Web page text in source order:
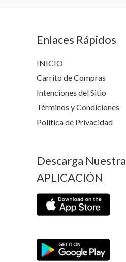
Enlaces Rápidos
INICIO
Carrito de Compras
Intenciones del Sitio
Términos y Condiciones
Política de Privacidad
Descarga Nuestra
APLICACIÓN